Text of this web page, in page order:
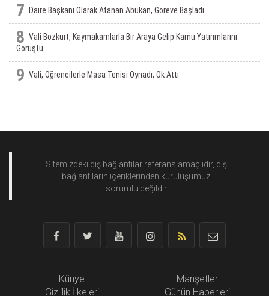
7 Daire Başkanı Olarak Atanan Abukan, Göreve Başladı
8 Vali Bozkurt, Kaymakamlarla Bir Araya Gelip Kamu Yatırımlarını
Görüştü
9 Vali, Öğrencilerle Masa Tenisi Oynadı, Ok Attı
Sitemizdeki dış bağlantılar referans amaçlıdır, dış
bağlantıların içeriklerinden kuruluşumuz
sorumlu değildir
Künye
Gizlilik İlkeleri
Manşetler
Günün Haberleri